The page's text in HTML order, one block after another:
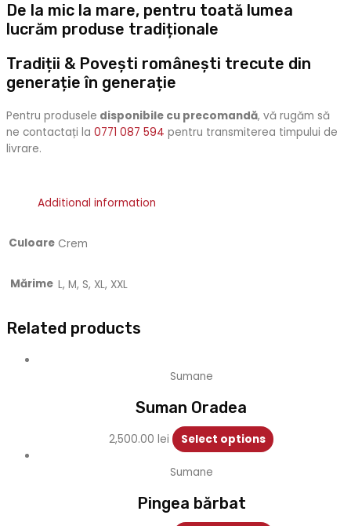
De la mic la mare, pentru toată lumea
lucrăm produse tradiționale
Tradiții & Povești românești trecute din
generație în generație
Pentru produsele disponibile cu precomandă, vă rugăm să
ne contactați la 0771 087 594 pentru transmiterea timpului de
livrare.
Additional information
Culoare Crem
Mărime L, M, S, XL, XXL
Related products
Sumane
Suman Oradea
2,500.00lei Select options
Sumane
Pingea bărbat